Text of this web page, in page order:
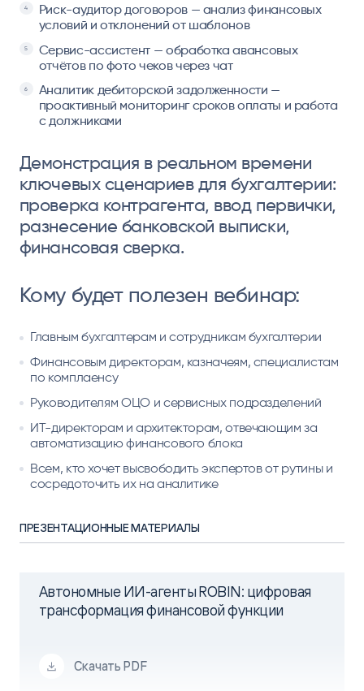
Риск-аудитор договоров — анализ финансовых
условий и отклонений от шаблонов
Сервис-ассистент — обработка авансовых
отчётов по фото чеков через чат
Аналитик дебиторской задолженности —
проактивный мониторинг сроков оплаты и работа
с должниками
Демонстрация в реальном времени
ключевых сценариев для бухгалтерии:
проверка контрагента, ввод первички,
разнесение банковской выписки,
финансовая сверка.
Кому будет полезен вебинар:
Главным бухгалтерам и сотрудникам бухгалтерии
Финансовым директорам, казначеям, специалистам
по комплаенсу
Руководителям ОЦО и сервисных подразделений
ИТ-директорам и архитекторам, отвечающим за
автоматизацию финансового блока
Всем, кто хочет высвободить экспертов от рутины и
сосредоточить их на аналитике
ПРЕЗЕНТАЦИОННЫЕ МАТЕРИАЛЫ
Автономные ИИ-агенты ROBIN: цифровая
трансформация финансовой функции
Скачать PDF